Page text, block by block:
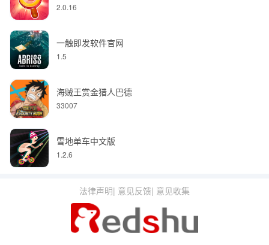
2.0.16
一触即发软件官网
1.5
海贼王赏金猎人巴德
33007
雪地单车中文版
1.2.6
法律声明| 意见反馈| 意见收集